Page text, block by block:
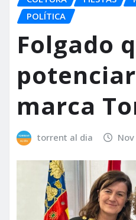
POLÍTICA
Folgado
marca
torrent al dia